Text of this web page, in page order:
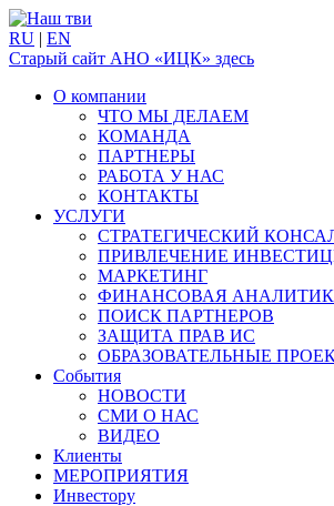
RU | EN
Старый сайт АНО «ИЦК» здесь
О компании
ЧТО МЫ ДЕЛАЕМ
КОМАНДА
ПАРТНЕРЫ
РАБОТА У НАС
КОНТАКТЫ
УСЛУГИ
СТРАТЕГИЧЕСКИЙ
ПРИВЛЕЧЕНИЕ
МАРКЕТИНГ
ФИНАНСОВАЯ
ПОИСК ПАРТНЕРОВ
ЗАЩИТА ПРАВ ИС
ОБРАЗОВАТЕЛЬНЫЕ
События
НОВОСТИ
СМИ О НАС
ВИДЕО
Клиенты
МЕРОПРИЯТИЯ
Инвестору